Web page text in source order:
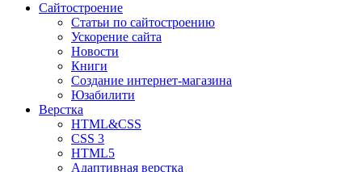
Сайтостроение
Статьи по сайтостроению
Ускорение сайта
Новости
Книги
Создание интернет-магазина
Юзабилити
Верстка
HTML&CSS
CSS 3
HTML5
Адаптивная верстка